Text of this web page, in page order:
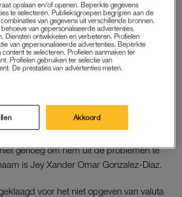
LEES OOK
DOE JE ZO
het geld, en dat hij daarom niets had
intussen met een schuld bij het casino
genoeg om hem uit de problemen te
is Jey Xander Omar Gonzalez-Diaz.
voor het niet opgeven van valuta
opslaan en/of openen. Beperkte gegevens
te selecteren. Publieksgroepen begrijpen aan de
van gegevens uit verschillende bronnen.
van gepersonaliseerde advertenties.
Diensten ontwikkelen en verbeteren. Profielen
van gepersonaliseerde advertenties. Beperkte
te selecteren. Profielen aanmaken ter
Profielen gebruiken ter selectie van
De prestaties van advertenties meten.
Akkoord